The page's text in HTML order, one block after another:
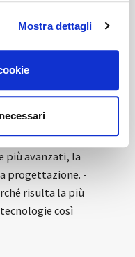
Mostra dettagli
realizzare prodotti in
realtà dei progetti da
fuori standard o
servizio progettuale
così un clima di
all’unisono,
più avanzati, la
progettazione. -
risulta la più
così